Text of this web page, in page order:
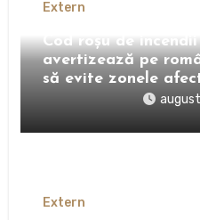
Extern
Cod roșu de
avertizează pe
să evite zonele
Extern